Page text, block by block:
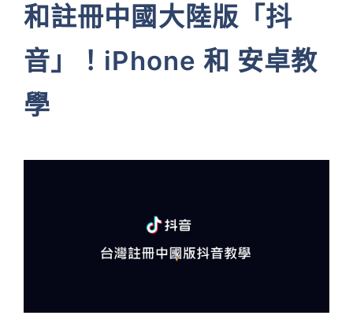
和註冊中國大陸版「抖
音」！iPhone 和 安卓教
學